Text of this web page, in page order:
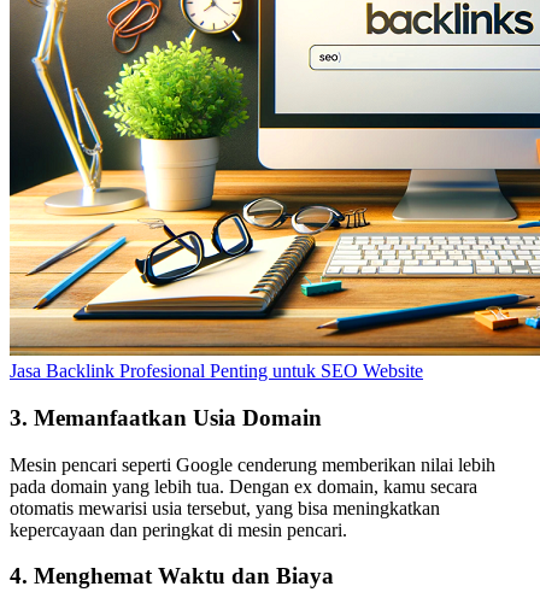
Jasa Backlink Profesional Penting untuk SEO Website
3. Memanfaatkan Usia Domain
Mesin pencari seperti Google cenderung memberikan nilai lebih
pada domain yang lebih tua. Dengan ex domain, kamu secara
otomatis mewarisi usia tersebut, yang bisa meningkatkan
kepercayaan dan peringkat di mesin pencari.
4. Menghemat Waktu dan Biaya